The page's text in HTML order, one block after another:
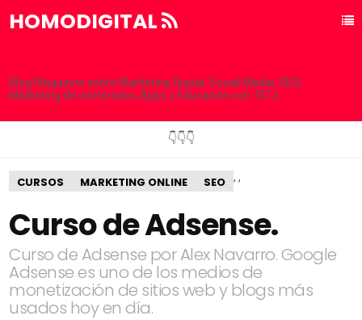
HOMODIGITAL
Blog Magazine sobre Marketing Digital, Social Media, SEO,
Marketing de contenidos, Apps y Educación con TIC´s
👇👇👇
CURSOS ,
MARKETING ONLINE ,
SEO
Curso de Adsense.
Curso de Adsense por Alex Navarro. Google
Adsense es uno de los medios de
monetización de sitios web y blogs más
usados hoy en día.